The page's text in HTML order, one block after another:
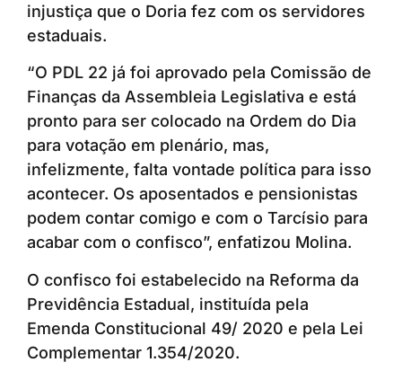
injustiça que o Doria fez com os servidores
estaduais.
“O PDL 22 já foi aprovado pela Comissão de
Finanças da Assembleia Legislativa e está
pronto para ser colocado na Ordem do Dia
para votação em plenário, mas,
infelizmente, falta vontade política para isso
acontecer. Os aposentados e pensionistas
podem contar comigo e com o Tarcísio para
acabar com o confisco”, enfatizou Molina.
O confisco foi estabelecido na Reforma da
Previdência Estadual, instituída pela
Emenda Constitucional 49/ 2020 e pela Lei
Complementar 1.354/2020.